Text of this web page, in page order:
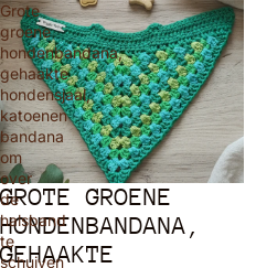
Grote
groene
hondenbandana,
gehaakte
hondensjaal,
katoenen
bandana
om
over
de
halsband
te
schuiven
GROTE GROENE
HONDENBANDANA,
GEHAAKTE